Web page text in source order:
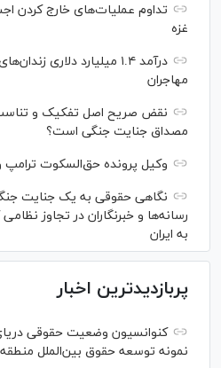
تداوم عملیات‌های خارج کردن
غزه
درآمد ۱.۴ میلیارد دلاری
مهاجران
نقض صریح اصل تفکیک و
مصداق جنایت جنگی است؟
وکیل پرونده حق‌السکوت ترامپ
نگاهی حقوقی به یک جنایت
رسانه‌ها و خبرنگاران در تجاوز
به ایران
پربازدیدترین اخبار
کنوانسیون وضعیت حقوقی
نمونه توسعه حقوق بین‌الملل